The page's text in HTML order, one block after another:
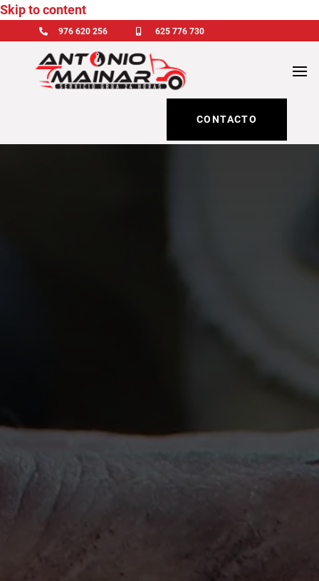
Skip to content
 976 620 256  625 776 730
CONTACTO